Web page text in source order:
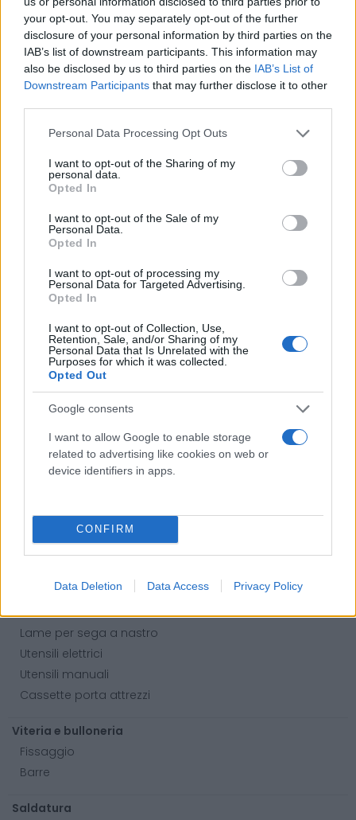
your opt-out. You may separately opt-out of the further
disclosure of your personal information by third parties on the
IAB’s list of downstream participants. This information may
also be disclosed by us to third parties on the IAB’s List of
Downstream Participants that may further disclose it to other
Please note that this website/app uses one or more Google
not limited to your visit or usage behaviour. You may click to
grant or deny consent to Google and its third-party tags to
use your data for below specified purposes in below Google
consent section.
Personal Data Processing Opt Outs
I want to opt-out of the Sharing of my
personal data.
Opted In
I want to opt-out of the Sale of my
Personal Data.
Opted In
I want to opt-out of processing my
Personal Data for Targeted Advertising.
Opted In
I want to opt-out of Collection, Use,
Retention, Sale, and/or Sharing of my
Personal Data that Is Unrelated with the
Purposes for which it was collected.
Opted Out
Google consents
I want to allow Google to enable storage
related to advertising like cookies on web or
device identifiers in apps.
CONFIRM
Data Deletion Data Access Privacy Policy
Polo da lavoro manica corta con colletto Rossini Take
Time 100% cotone Verde Bottiglia
( 0 recensioni )
Abrasivi
Antincendio
Valige pronto soccorso
Calzature
Abbigliamento
Guanti
Sicurezza, Protezione
Abbigliamento alta visibilità
Prodotti chimici
Adblue
Detergente mani
Oli
Utensileria
Lame per sega a nastro
Utensili elettrici
Utensili manuali
Cassette porta attrezzi
Viteria e bulloneria
Fissaggio
Barre
Saldatura